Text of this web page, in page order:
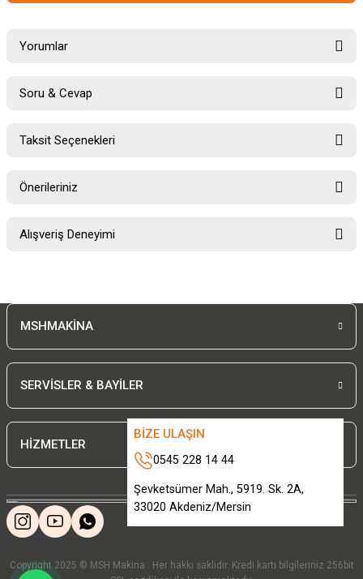
Yorumlar
Soru & Cevap
Taksit Seçenekleri
Önerileriniz
yetersiz gördüğünüz noktaları öneri formunu kullanarak tarafımıza
Ürün fiyatı diğer sitelerden daha pahalı.
Gönder
Alışveriş Deneyimi
Deneyimini Paylaş
MSHMAKİNA
SERVİSLER & BAYİLER
HİZMETLER
BİZE ULAŞIN
0545 228 14 44
Şevketsümer Mah., 5919. Sk. 2A,
33020 Akdeniz/Mersin
Copyright 2025 © MSH Makina . Her hakkı saklıdır. Kredi kartı bilgileriniz 256bit